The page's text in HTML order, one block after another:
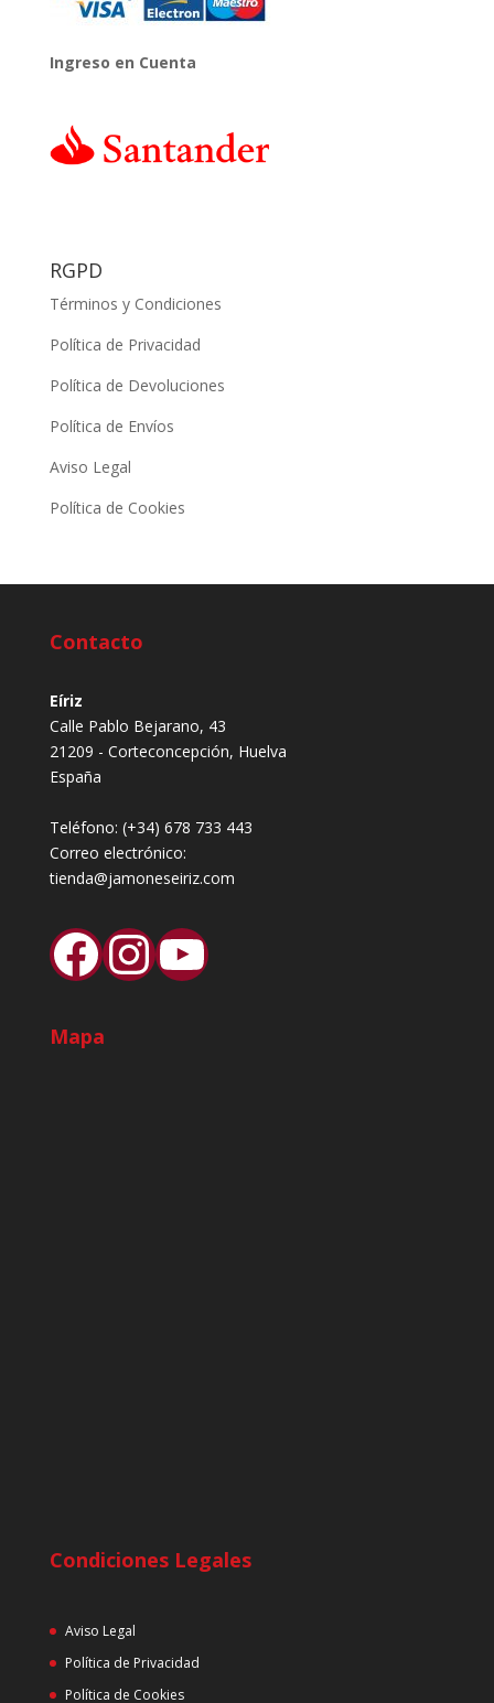
Ingreso en Cuenta
RGPD
Términos y Condiciones
Política de Privacidad
Política de Devoluciones
Política de Envíos
Aviso Legal
Política de Cookies
Contacto
Eíriz
Calle Pablo Bejarano, 43
21209 - Corteconcepción, Huelva
España
Teléfono: (+34) 678 733 443
Correo electrónico:
tienda@jamoneseiriz.com
Facebook
Instagram
YouTube
Mapa
Condiciones Legales
Aviso Legal
Política de Privacidad
Política de Cookies